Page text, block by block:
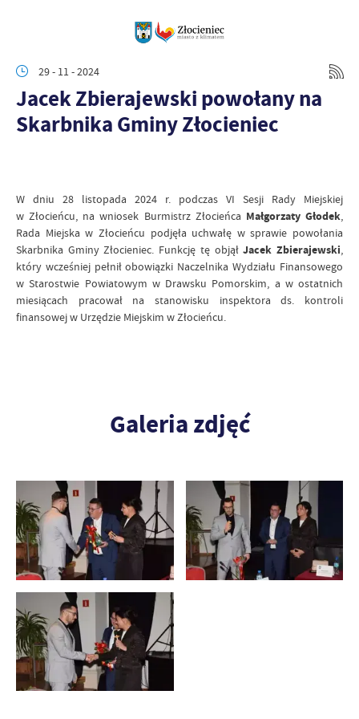
29 - 11 - 2024
Jacek Zbierajewski powołany na
Skarbnika Gminy Złocieniec
W dniu 28 listopada 2024 r. podczas VI Sesji Rady Miejskiej
w Złocieńcu, na wniosek Burmistrz Złocieńca Małgorzaty Głodek,
Rada Miejska w Złocieńcu podjęła uchwałę w sprawie powołania
Skarbnika Gminy Złocieniec. Funkcję tę objąłJacek Zbierajewski,
który wcześniej pełnił obowiązki Naczelnika Wydziału Finansowego
w Starostwie Powiatowym w Drawsku Pomorskim, a w ostatnich
miesiącach pracował na stanowisku inspektora ds. kontroli
finansowej w Urzędzie Miejskim w Złocieńcu.
Galeria zdjęć